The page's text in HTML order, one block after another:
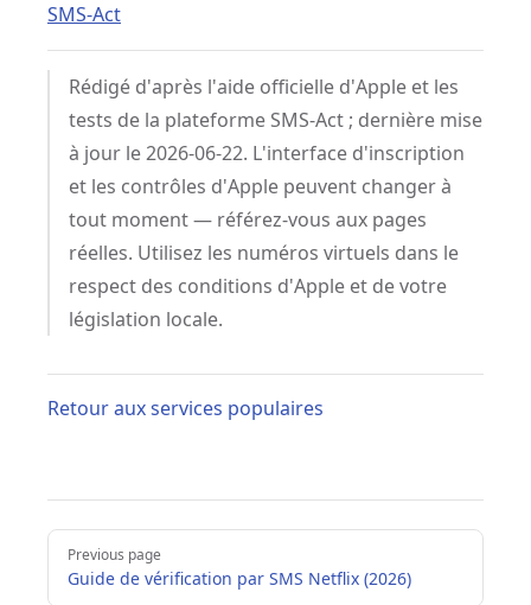
SMS-Act
Rédigé d'après l'aide officielle d'Apple et les
tests de la plateforme SMS-Act ; dernière mise
à jour le 2026-06-22. L'interface d'inscription
et les contrôles d'Apple peuvent changer à
tout moment — référez-vous aux pages
réelles. Utilisez les numéros virtuels dans le
respect des conditions d'Apple et de votre
législation locale.
Retour aux services populaires
Pager
Previous page
Guide de vérification par SMS Netflix (2026)